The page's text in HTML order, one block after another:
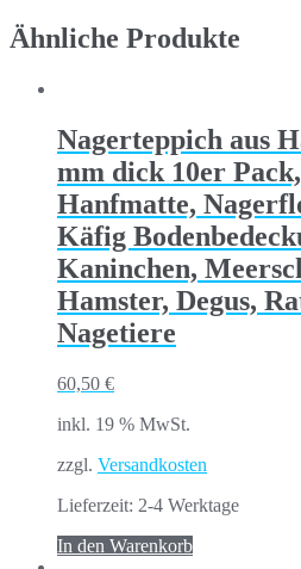
Ähnliche Produkte
Nagerteppich aus
mm dick 10er
Hanfmatte,
Käfig
Kaninchen,
Hamster, Degus,
Nagetiere
60,50 €
inkl. 19 % MwSt.
zzgl. Versandkosten
Lieferzeit: 2-4 Werktage
In den Warenkorb